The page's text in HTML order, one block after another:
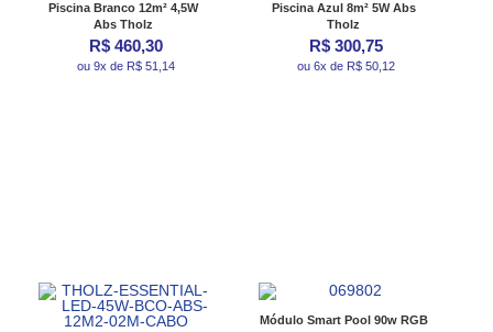
Piscina Branco 12m² 4,5W
Abs Tholz
R$ 460,30
ou 9x de R$ 51,14
Piscina Azul 8m² 5W Abs
Tholz
R$ 300,75
ou 6x de R$ 50,12
Módulo Smart Pool 90w RGB